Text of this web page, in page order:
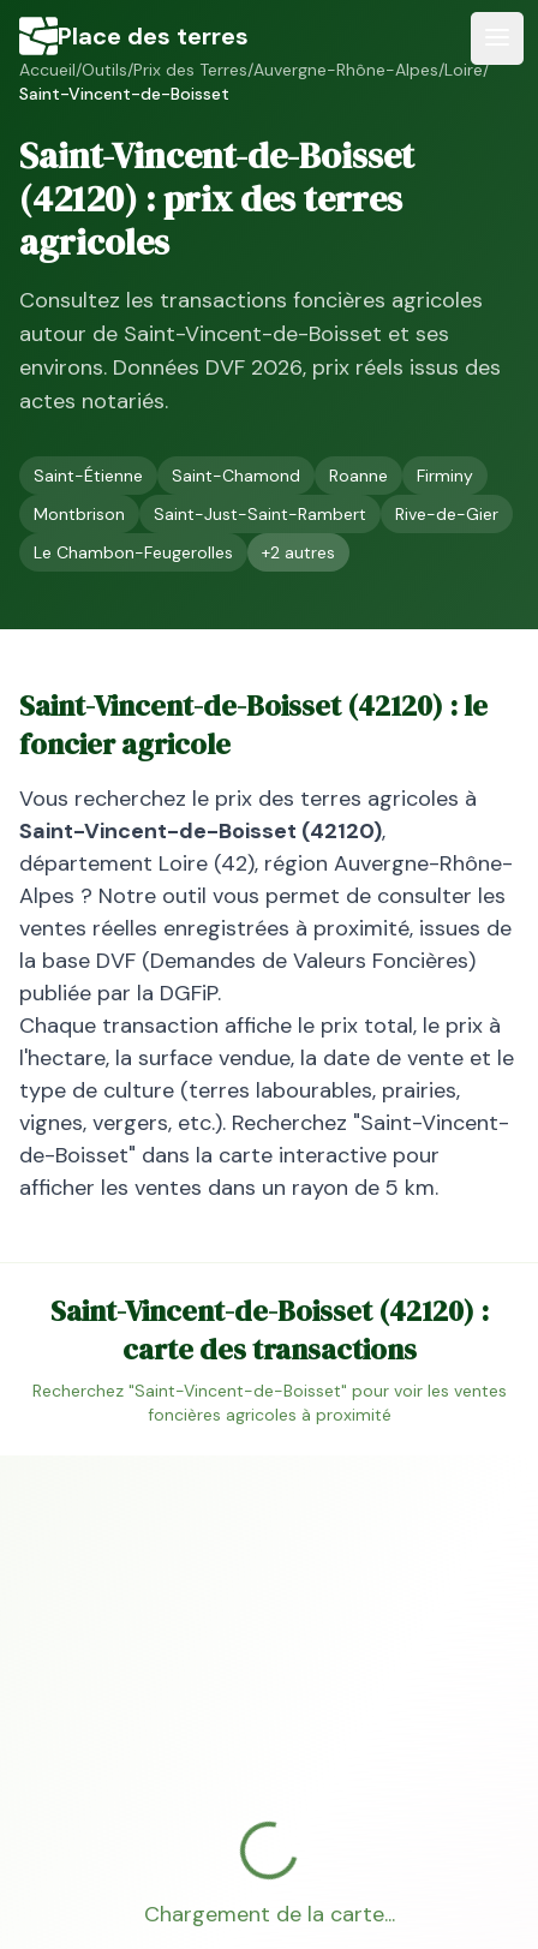
Place des terres
Accueil/Outils/Prix des Terres/Auvergne-Rhône-Alpes/Loire/
Saint-Vincent-de-Boisset
Saint-Vincent-de-Boisset
(42120) : prix des terres
agricoles
Consultez les transactions foncières agricoles
autour de Saint-Vincent-de-Boisset et ses
environs. Données DVF 2026, prix réels issus des
actes notariés.
Saint-Étienne Saint-Chamond Roanne
Firminy
Montbrison
Saint-Just-Saint-Rambert
Rive-de-Gier
Le Chambon-Feugerolles
+2 autres
Saint-Vincent-de-Boisset(42120) : le
foncier agricole
Vous recherchez le prix des terres agricoles à
Saint-Vincent-de-Boisset (42120),
département Loire (42), région Auvergne-Rhône-
Alpes ? Notre outil vous permet de consulter les
ventes réelles enregistrées à proximité, issues de
la base DVF (Demandes de Valeurs Foncières)
publiée par la DGFiP.
Chaque transaction affiche le prix total, le prix à
l'hectare, la surface vendue, la date de vente et le
type de culture (terres labourables, prairies,
vignes, vergers, etc.). Recherchez "Saint-Vincent-
de-Boisset" dans la carte interactive pour
afficher les ventes dans un rayon de 5 km.
Saint-Vincent-de-Boisset(42120) :
carte des transactions
Recherchez "Saint-Vincent-de-Boisset" pour voir les ventes
foncières agricoles à proximité
Chargement de la carte...